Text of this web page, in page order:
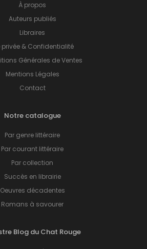
À propos
Auteurs publiés
Libraires
privée & Confidentialité
Générales de Ventes
Mentions Légales
Contact
Notre catalogue
Par genre littéraire
Par courant littéraire
Par collection
Succès en librairie
Oeuvres décadentes
Romans à savourer
Blog du Chat Rouge